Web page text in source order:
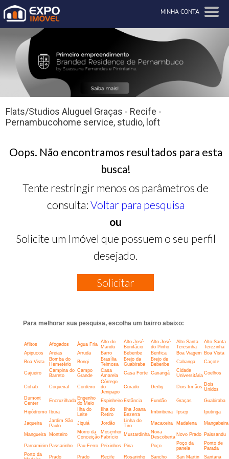
MINHA CONTA
Flats/Studios Aluguel Graças - Recife -
Pernambucohome service, studio, loft
Oops. Não encontramos resultados para esta
busca!
Tente restringir menos os parâmetros de
consulta: Voltar para pesquisa
ou
Solicite um Imóvel que possuem o seu perfil
desejado.
Solicitar
Para melhorar sua pesquisa, escolha um bairro abaixo:
Aflitos Afogados Água Fria
Alto do
Mandu
Alto José
Bonifácio
Alto José
do Pinho
Alto Santa
Teresinha
Alto Santa
Terezinha
Apipucos
Areias Arruda Barro Beberibe Benfica Boa Viagem Boa Vista
Boa Vista
Bomba do
Hemetério
Bongi
Brasília
Teimosa
Brejo da
Guabiraba
Brejo de
Beberibe
Cabanga Caçote
Cajueiro
Campina do
Barreto
Campo
Grande
Casa
Amarela
Casa Forte Caxangá
Cidade
Universitária Coelhos
Cohab Coqueiral Cordeiro
Córrego
do
Jenipapo
Curado Derby Dois Irmãos Dois
Unidos
Dumont
Center
Encruzilhada Engenho
do Meio
Espinheiro Estância Fundão Graças Guabiraba
Hipódromo Ibura
Ilha do
Leite
Ilha do
Retiro
Ilha Joana
Bezerra
Imbiribeira Ipsep Iputinga
Jaqueira
Jardim São
Paulo
Jiquiá Jordão
Linha do
Tiro
Macaxeira Madalena Mangabeira
Mangueira Monteiro
Morro da
Conceição
Mosenhor
Fabrício
Mustardinha Nova
Descoberta Novo Prado Paissandu
Parnamirim Passarinho Pau-Ferro Peixinhos Pina Poço
Poço da
panela
Ponto de
Parada
Porto da
Prado Prado Recife Rosarinho Sancho San Martin Santana